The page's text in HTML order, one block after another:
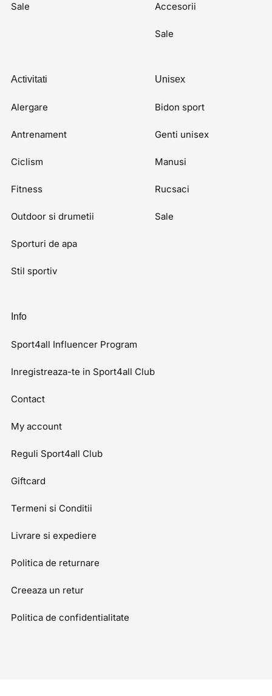
Sale Accesorii
Sale
Activitati
Alergare
Antrenament
Ciclism
Fitness
Outdoor si drumetii
Sporturi de apa
Stil sportiv
Unisex
Bidon sport
Genti unisex
Manusi
Rucsaci
Sale
Info
Sport4all Influencer Program
Inregistreaza-te in Sport4all Club
Contact
My account
Reguli Sport4all Club
Giftcard
Termeni si Conditii
Livrare si expediere
Politica de returnare
Creeaza un retur
Politica de confidentialitate